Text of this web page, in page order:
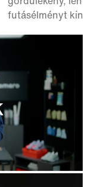
futásélményt kínál.